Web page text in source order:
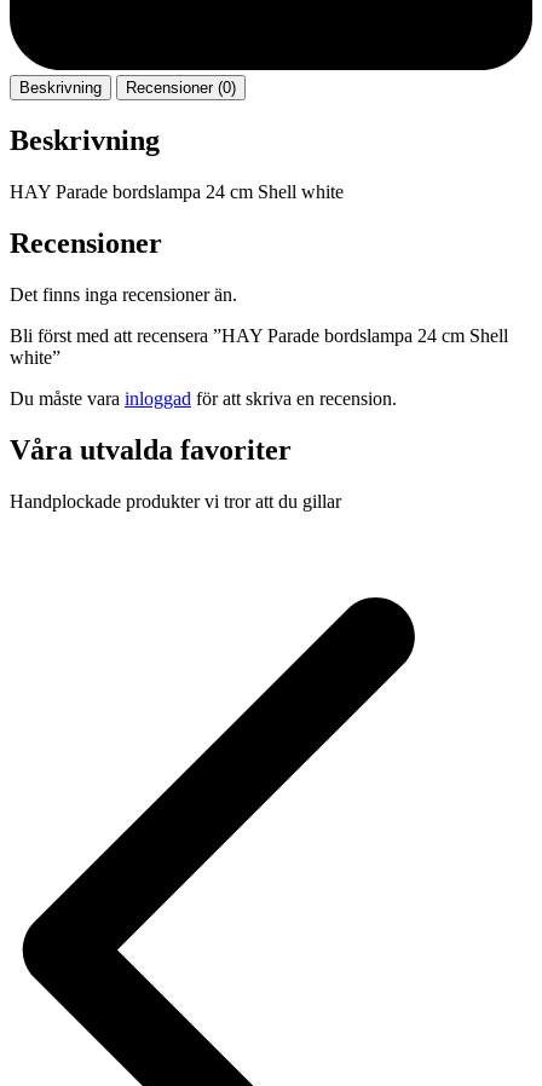
Beskrivning Recensioner (0)
Beskrivning
HAY Parade bordslampa 24 cm Shell white
Recensioner
Det finns inga recensioner än.
Bli först med att recensera ”HAY Parade bordslampa 24 cm Shell
white”
Du måste vara inloggad för att skriva en recension.
Våra utvalda favoriter
Handplockade produkter vi tror att du gillar